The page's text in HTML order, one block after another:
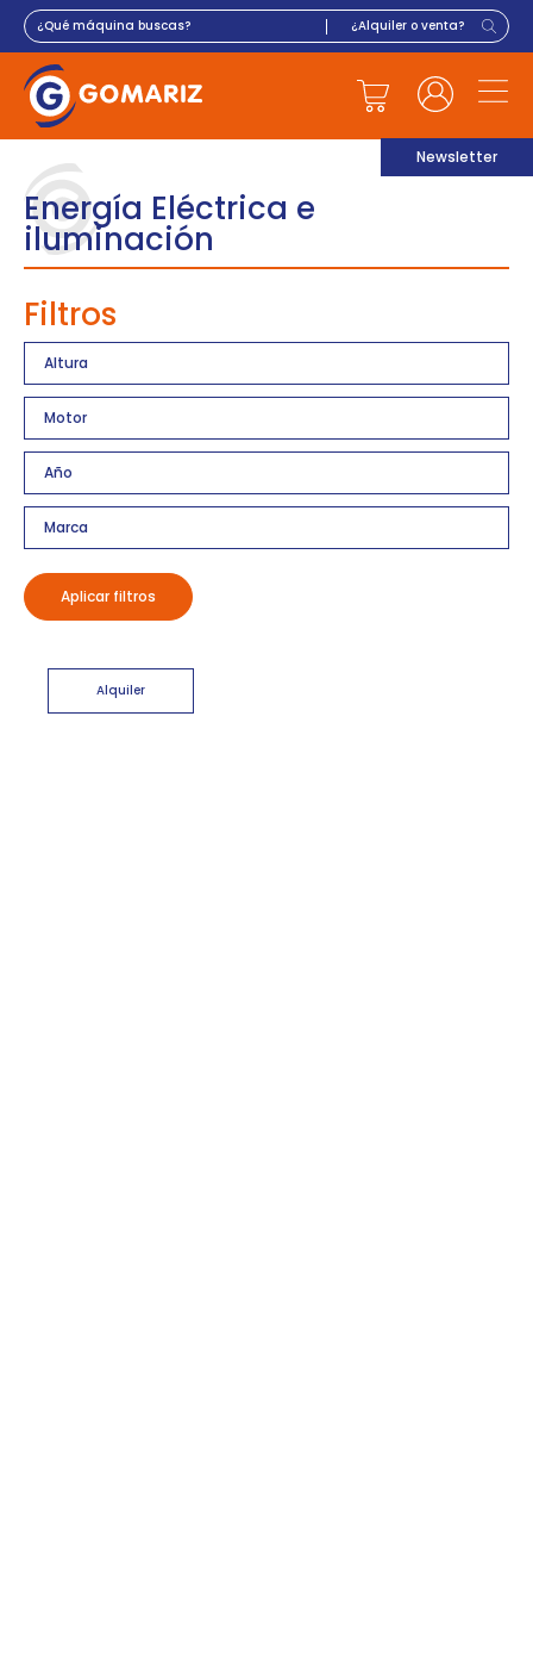
Newsletter
Energía Eléctrica e
iluminación
Filtros
Aplicar filtros
Alquiler